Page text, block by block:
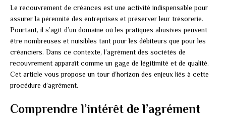
Le recouvrement de créances est une activité indispensable pour
assurer la pérennité des entreprises et préserver leur trésorerie.
Pourtant, il s’agit d’un domaine où les pratiques abusives peuvent
être nombreuses et nuisibles tant pour les débiteurs que pour les
créanciers. Dans ce contexte, l’agrément des sociétés de
recouvrement apparaît comme un gage de légitimité et de qualité.
Cet article vous propose un tour d’horizon des enjeux liés à cette
procédure d’agrément.
Comprendre l’intérêt de l’agrément